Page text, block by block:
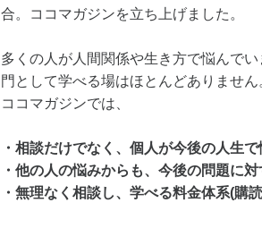
合。ココマガジンを立ち上げました。
多くの人が人間関係や生き方で悩んで
門として学べる場はほとんどありません
ココマガジンでは、
・相談だけでなく、個人が今後の人生
・他の人の悩みからも、今後の問題に
・無理なく相談し、学べる料金体系(購